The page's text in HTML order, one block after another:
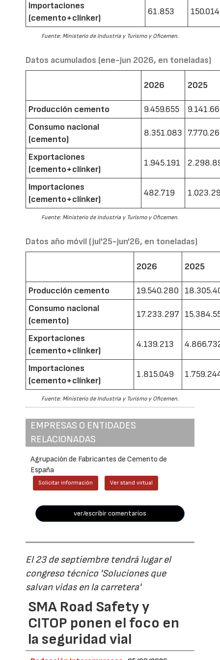
Importaciones
(cemento+clínker)
61.853 150.014
Fuente: Ministerio de Industria y Turismo y Oficemen.
Datos acumulados (ene-jun 2026, en toneladas)
2026 2025
Producción cemento 9.459.655
Consumo nacional
(cemento)
8.351.083
Exportaciones
(cemento+clínker)
1.945.191
Importaciones
(cemento+clínker)
482.719
Fuente: Ministerio de Industria y Turismo y Oficemen.
Datos año móvil (jul'25-jun'26, en toneladas)
2026 2025
Producción cemento 19.540.280
Consumo nacional
(cemento)
17.233.297
Exportaciones
(cemento+clínker)
4.139.213
Importaciones
(cemento+clínker)
1.815.049
Fuente: Ministerio de Industria y Turismo y Oficemen.
EMPRESAS O ENTIDADES
RELACIONADAS
Agrupación de Fabricantes de Cemento de
España
Solicitar información Ver stand virtual
ver/escribir comentarios
El 23 de septiembre tendrá lugar el
congreso técnico 'Soluciones que
salvan vidas en la carretera'
SMA Road Safety y
CITOP ponen el foco en
la seguridad vial